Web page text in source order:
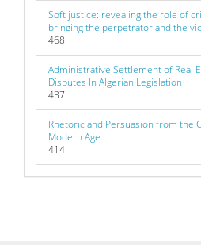
Soft justice: revealing the role of
bringing the perpetrator and the
468
Administrative Settlement of Real
Disputes In Algerian Legislation
437
Rhetoric and Persuasion from the
Modern Age
414